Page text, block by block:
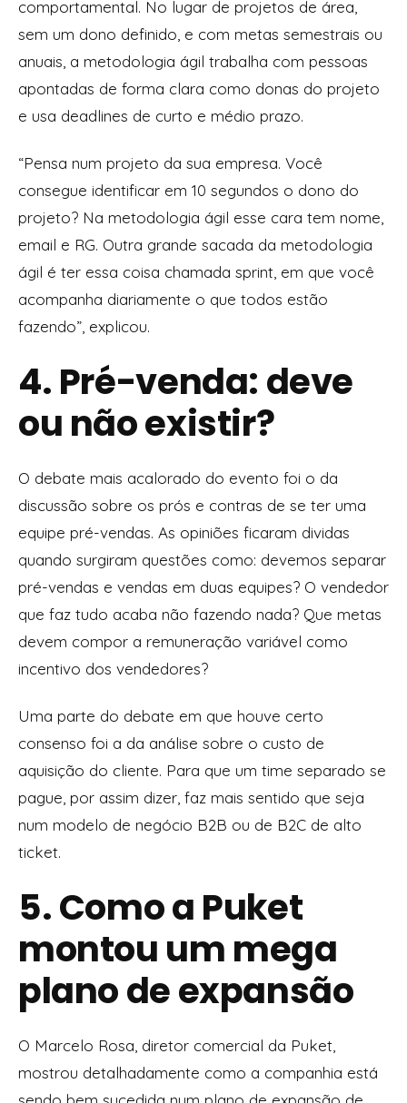
comportamental. No lugar de projetos de área,
sem um dono definido, e com metas semestrais ou
anuais, a metodologia ágil trabalha com pessoas
apontadas de forma clara como donas do projeto
e usa deadlines de curto e médio prazo.
“Pensa num projeto da sua empresa. Você
consegue identificar em 10 segundos o dono do
projeto? Na metodologia ágil esse cara tem nome,
email e RG. Outra grande sacada da metodologia
ágil é ter essa coisa chamada sprint, em que você
acompanha diariamente o que todos estão
fazendo”, explicou.
4. Pré-venda: deve
ou não existir?
O debate mais acalorado do evento foi o da
discussão sobre os prós e contras de se ter uma
equipe pré-vendas. As opiniões ficaram dividas
quando surgiram questões como: devemos separar
pré-vendas e vendas em duas equipes? O vendedor
que faz tudo acaba não fazendo nada? Que metas
devem compor a remuneração variável como
incentivo dos vendedores?
Uma parte do debate em que houve certo
consenso foi a da análise sobre o custo de
aquisição do cliente. Para que um time separado se
pague, por assim dizer, faz mais sentido que seja
num modelo de negócio B2B ou de B2C de alto
ticket.
5. Como a Puket
montou um mega
plano de expansão
O Marcelo Rosa, diretor comercial da Puket,
mostrou detalhadamente como a companhia está